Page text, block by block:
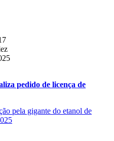
pedido de licença de
pela gigante do etanol de